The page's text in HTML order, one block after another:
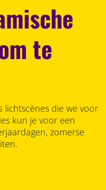
te
lichtscènes die we voor
kun je voor een
zomerse